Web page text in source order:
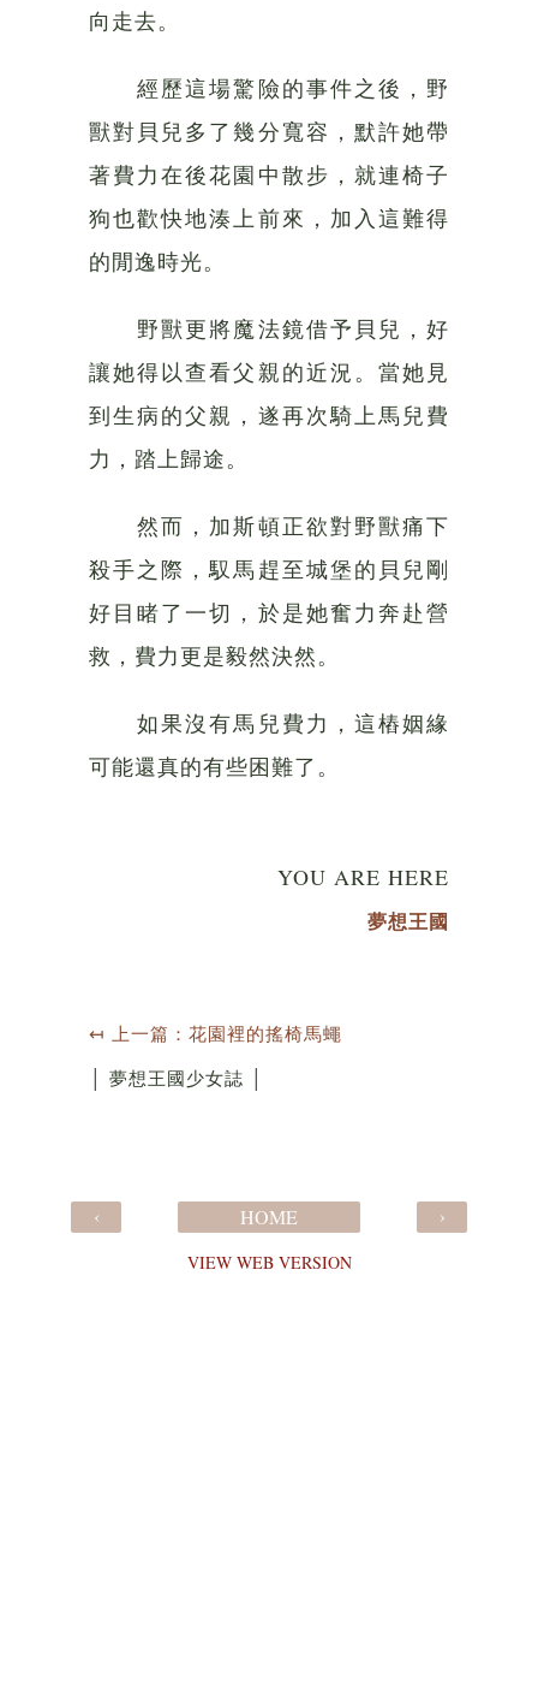
向走去。
經歷這場驚險的事件之後，野
獸對貝兒多了幾分寬容，默許她帶
著費力在後花園中散步，就連椅子
狗也歡快地湊上前來，加入這難得
的閒逸時光。
野獸更將魔法鏡借予貝兒，好
讓她得以查看父親的近況。當她見
到生病的父親，遂再次騎上馬兒費
力，踏上歸途。
然而，加斯頓正欲對野獸痛下
殺手之際，馭馬趕至城堡的貝兒剛
好目睹了一切，於是她奮力奔赴營
救，費力更是毅然決然。
如果沒有馬兒費力，這樁姻緣
可能還真的有些困難了。
YOU ARE HERE
夢想王國
↤ 上一篇：花園裡的搖椅馬蠅
│ 夢想王國少女誌 │
‹ ›
HOME
VIEW WEB VERSION